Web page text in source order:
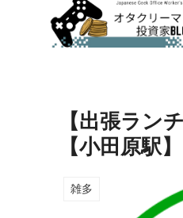
【出張ラン
【小田原駅】
雑多